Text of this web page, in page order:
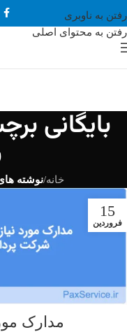
رفتن به ناوبری
رفتن به محتوای اصلی
بایگانی
خانه/نوشته
15
فروردین
مدارک